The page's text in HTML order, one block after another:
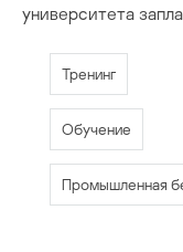
университета
Тренинг
Обучение
Промышленная